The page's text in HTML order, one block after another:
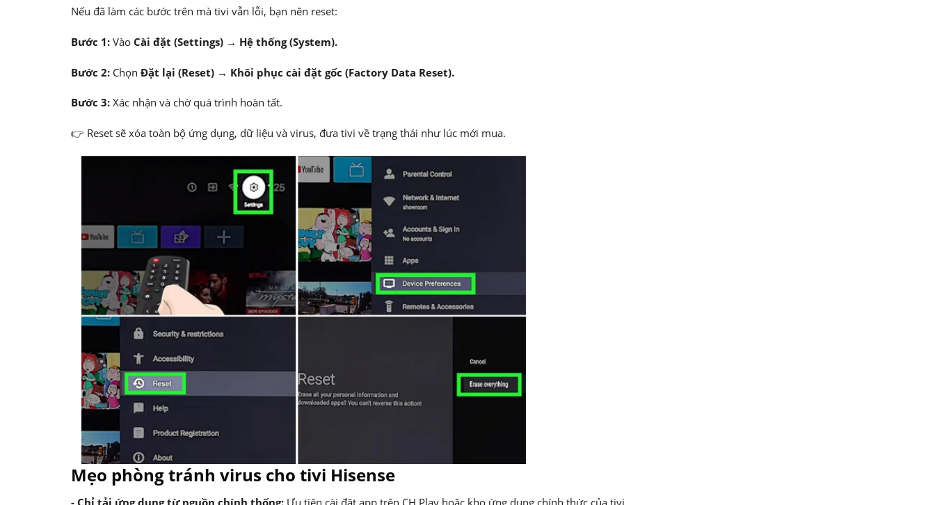
Nếu đã làm các bước trên mà tivi vẫn lỗi, bạn nên reset:
Bước 1: Vào Cài đặt (Settings) → Hệ thống (System).
Bước 2: Chọn Đặt lại (Reset) → Khôi phục cài đặt gốc (Factory Data Reset).
Bước 3: Xác nhận và chờ quá trình hoàn tất.
👉 Reset sẽ xóa toàn bộ ứng dụng, dữ liệu và virus, đưa tivi về trạng thái như lúc mới mua.
Mẹo phòng tránh virus cho tivi Hisense